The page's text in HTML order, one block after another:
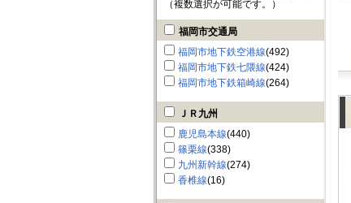
（複数選択が可能です。）
福岡市交通局
福岡市地下鉄空港線(492)
福岡市地下鉄七隈線(424)
福岡市地下鉄箱崎線(264)
ＪＲ九州
鹿児島本線(440)
篠栗線(338)
九州新幹線(274)
香椎線(16)